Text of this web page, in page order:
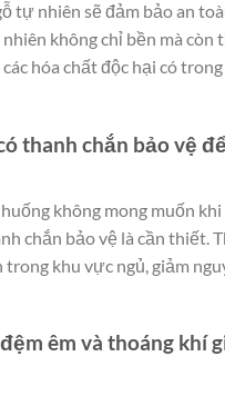
tự nhiên sẽ đảm bảo an
không chỉ bền mà còn
hóa chất độc hại có
thanh chắn bảo vệ
không mong muốn khi
chắn bảo vệ là cần thiết.
trong khu vực ngủ, giảm
êm và thoáng khí